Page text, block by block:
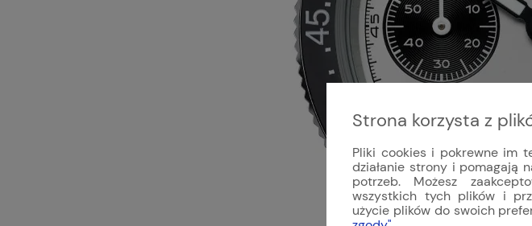
Strona korzysta z
Pliki cookies i pokrewne im
działanie strony i pomagają
potrzeb. Możesz
wszystkich tych plików i
użycie plików do swoich